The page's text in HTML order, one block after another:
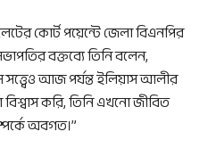
কোর্ট পয়েন্টে জেলা বিএনপির
বক্তব্যে তিনি বলেন,
আজ পর্যন্ত ইলিয়াস আলীর
করি, তিনি এখনো জীবিত
অবগত।”